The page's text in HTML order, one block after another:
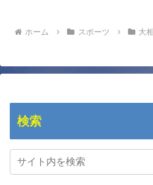
ホーム スポーツ 大
検索